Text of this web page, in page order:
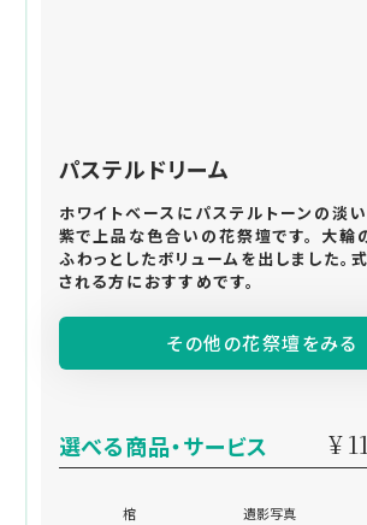
パステルドリーム
ホワイトベースにパステルトーンの淡
紫で上品な色合いの花祭壇です。 大輪
ふわっとしたボリュームを出しました。
される方におすすめです。
その他の花祭壇をみる
選べる商品・サービス ¥
棺 遺影写真